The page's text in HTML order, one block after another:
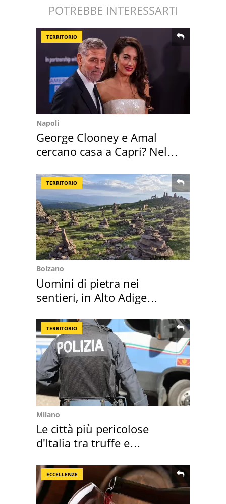
POTREBBE INTERESSARTI
TERRITORIO
Napoli
George Clooney e Amal
cercano casa a Capri? Nel
TERRITORIO
Bolzano
Uomini di pietra nei
sentieri, in Alto Adige
TERRITORIO
Milano
Le città più pericolose
d'Italia tra truffe e
ECCELLENZE